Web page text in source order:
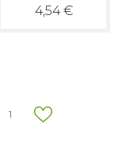
4,54 €
1